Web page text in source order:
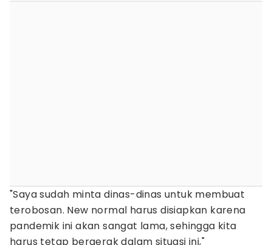
"Saya sudah minta dinas-dinas untuk membuat
terobosan. New normal harus disiapkan karena
pandemik ini akan sangat lama, sehingga kita
harus tetap bergerak dalam situasi ini,"